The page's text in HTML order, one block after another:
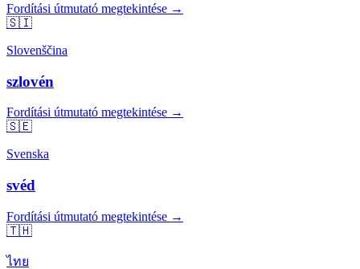
Fordítási útmutató megtekintése →
🇸🇮
Slovenščina
szlovén
Fordítási útmutató megtekintése →
🇸🇪
Svenska
svéd
Fordítási útmutató megtekintése →
🇹🇭
ไทย